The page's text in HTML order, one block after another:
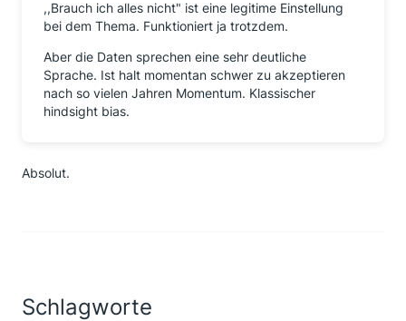
,,Brauch ich alles nicht" ist eine legitime Einstellung
bei dem Thema. Funktioniert ja trotzdem.
Aber die Daten sprechen eine sehr deutliche
Sprache. Ist halt momentan schwer zu akzeptieren
nach so vielen Jahren Momentum. Klassischer
hindsight bias.
Absolut.
Schlagworte